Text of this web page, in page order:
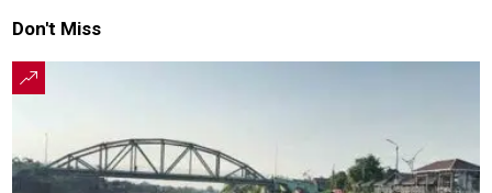
Don't Miss